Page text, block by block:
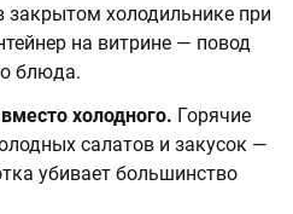
закрытом холодильнике при
на витрине — повод
блюда.
холодного. Горячие
салатов и закусок —
убивает большинство